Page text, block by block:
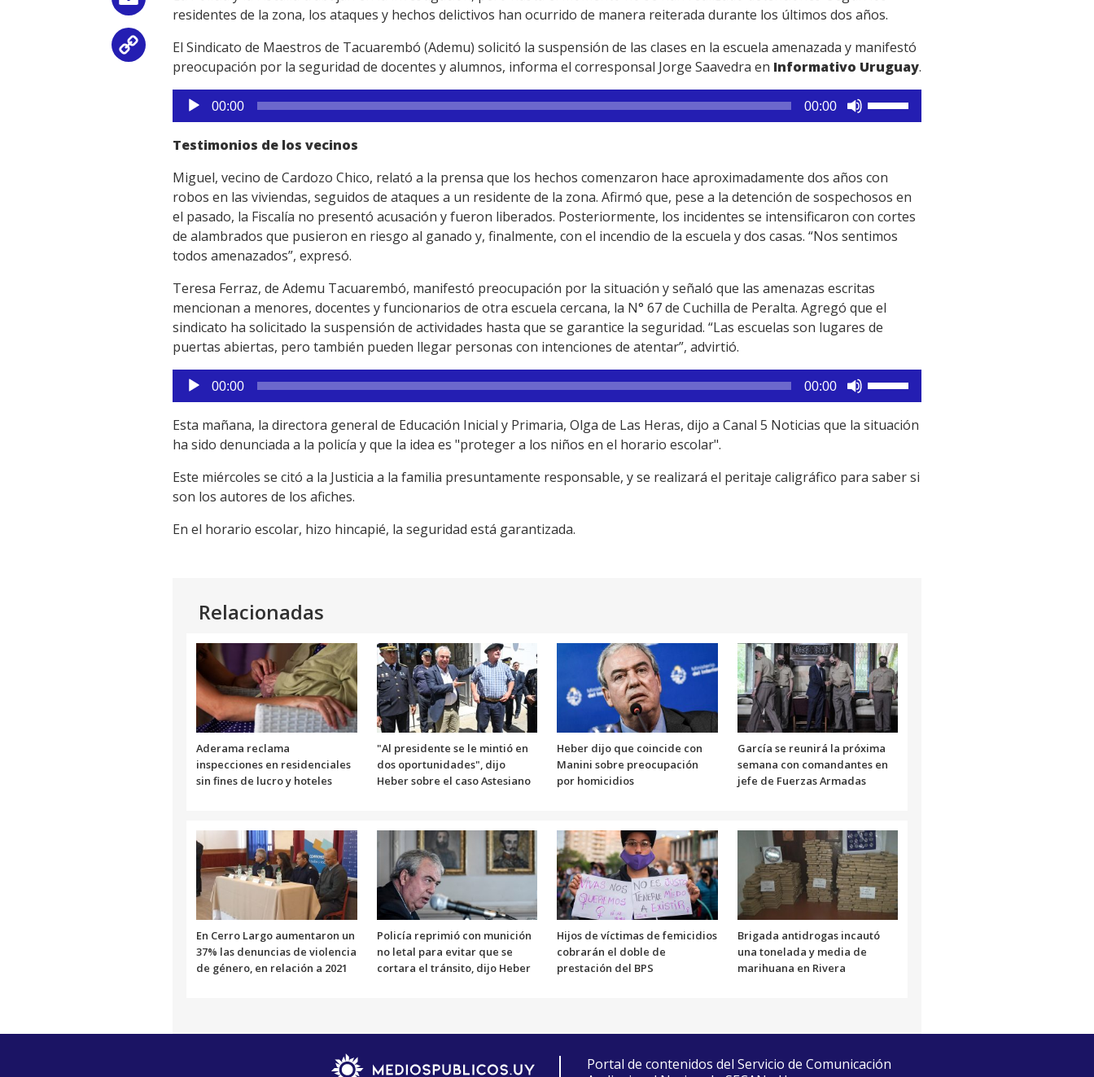
Copy
residentes de la zona, los ataques y hechos delictivos han ocurrido de manera reiterada durante los últimos dos años.
El Sindicato de Maestros de Tacuarembó (Ademu) solicitó la suspensión de las clases en la escuela amenazada y manifestó
preocupación por la seguridad de docentes y alumnos, informa el corresponsal Jorge Saavedra en Informativo Uruguay.
Reproductor
de
audio
00:00 00:00
flecha
arriba/abajo
para
aumentar
el
volumen.
Testimonios de los vecinos
Miguel, vecino de Cardozo Chico, relató a la prensa que los hechos comenzaron hace aproximadamente dos años con
robos en las viviendas, seguidos de ataques a un residente de la zona. Afirmó que, pese a la detención de sospechosos en
el pasado, la Fiscalía no presentó acusación y fueron liberados. Posteriormente, los incidentes se intensificaron con cortes
de alambrados que pusieron en riesgo al ganado y, finalmente, con el incendio de la escuela y dos casas. “Nos sentimos
todos amenazados”, expresó.
Teresa Ferraz, de Ademu Tacuarembó, manifestó preocupación por la situación y señaló que las amenazas escritas
mencionan a menores, docentes y funcionarios de otra escuela cercana, la N° 67 de Cuchilla de Peralta. Agregó que el
sindicato ha solicitado la suspensión de actividades hasta que se garantice la seguridad. “Las escuelas son lugares de
puertas abiertas, pero también pueden llegar personas con intenciones de atentar”, advirtió.
Reproductor
de
audio
00:00 00:00
teclas
arriba/abajo
Esta mañana, la directora general de Educación Inicial y Primaria, Olga de Las Heras, dijo a Canal 5 Noticias que la situación
ha sido denunciada a la policía y que la idea es "proteger a los niños en el horario escolar".
Este miércoles se citó a la Justicia a la familia presuntamente responsable, y se realizará el peritaje caligráfico para saber si
son los autores de los afiches.
En el horario escolar, hizo hincapié, la seguridad está garantizada.
Relacionadas
Aderama reclama
inspecciones en residenciales
sin fines de lucro y hoteles
"Al presidente se le mintió en
dos oportunidades", dijo
Heber sobre el caso Astesiano
Heber dijo que coincide con
Manini sobre preocupación
por homicidios
García se reunirá la próxima
semana con comandantes en
jefe de Fuerzas Armadas
En Cerro Largo aumentaron un
37% las denuncias de violencia
de género, en relación a 2021
Policía reprimió con munición
no letal para evitar que se
cortara el tránsito, dijo Heber
Hijos de víctimas de femicidios
cobrarán el doble de
prestación del BPS
Brigada antidrogas incautó
una tonelada y media de
marihuana en Rivera
Portal de contenidos del Servicio de Comunicación